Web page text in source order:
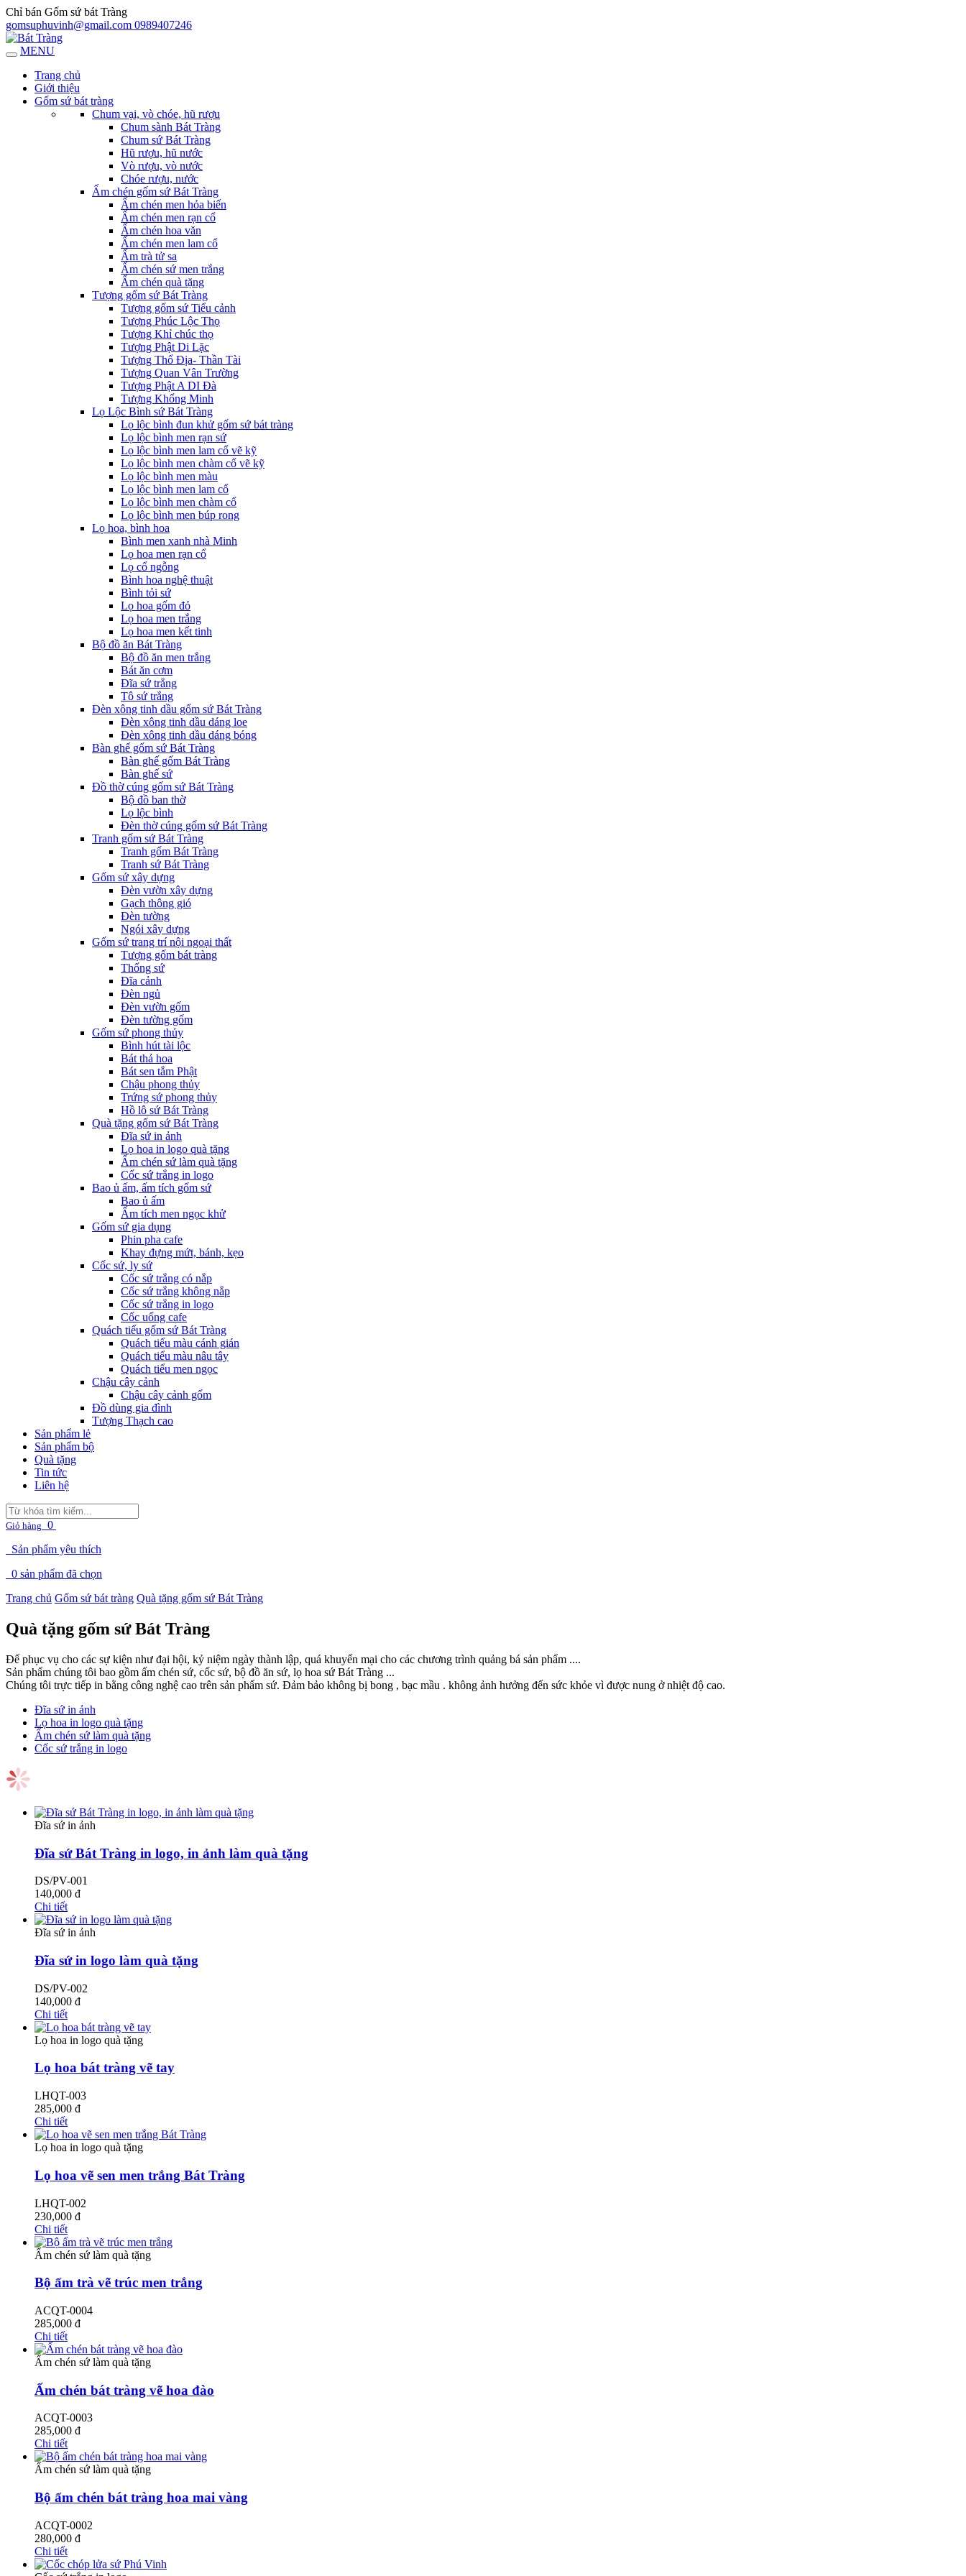
Chỉ bán Gốm sứ bát Tràng
gomsuphuvinh@gmail.com 0989407246
MENU
Trang chủ
Giới thiệu
Gốm sứ bát tràng
Chum vại, vò chóe, hũ rượu
Chum sành Bát Tràng
Chum sứ Bát Tràng
Hũ rượu, hũ nước
Vò rượu, vò nước
Chóe rượu, nước
Ấm chén gốm sứ Bát Tràng
Ấm chén men hỏa biến
Ấm chén men rạn cổ
Ấm chén hoa văn
Ấm chén men lam cổ
Ấm trà tử sa
Ấm chén sứ men trắng
Ấm chén quà tặng
Tượng gốm sứ Bát Tràng
Tượng gốm sứ Tiểu cảnh
Tượng Phúc Lộc Thọ
Tượng Khỉ chúc thọ
Tượng Phật Di Lặc
Tượng Thổ Địa- Thần Tài
Tượng Quan Vân Trường
Tượng Phật A DI Đà
Tượng Khổng Minh
Lọ Lộc Bình sứ Bát Tràng
Lọ lộc bình đun khử gốm sứ bát tràng
Lọ lộc bình men rạn sứ
Lọ lộc bình men lam cổ vẽ kỹ
Lọ lộc bình men chàm cổ vẽ kỹ
Lọ lộc bình men màu
Lọ lộc bình men lam cổ
Lọ lộc bình men chàm cổ
Lọ lộc bình men búp rong
Lọ hoa, bình hoa
Bình men xanh nhà Minh
Lọ hoa men rạn cổ
Lọ cổ ngỗng
Bình hoa nghệ thuật
Bình tỏi sứ
Lọ hoa gốm đỏ
Lọ hoa men trắng
Lọ hoa men kết tinh
Bộ đồ ăn Bát Tràng
Bộ đồ ăn men trắng
Bát ăn cơm
Đĩa sứ trắng
Tô sứ trắng
Đèn xông tinh dầu gốm sứ Bát Tràng
Đèn xông tinh dầu dáng loe
Đèn xông tinh dầu dáng bóng
Bàn ghế gốm sứ Bát Tràng
Bàn ghế gốm Bát Tràng
Bàn ghế sứ
Đồ thờ cúng gốm sứ Bát Tràng
Bộ đồ ban thờ
Lọ lộc bình
Đèn thờ cúng gốm sứ Bát Tràng
Tranh gốm sứ Bát Tràng
Tranh gốm Bát Tràng
Tranh sứ Bát Tràng
Gốm sứ xây dựng
Đèn vườn xây dựng
Gạch thông gió
Đèn tường
Ngói xây dựng
Gốm sứ trang trí nội ngoại thất
Tượng gốm bát tràng
Thống sứ
Đĩa cảnh
Đèn ngủ
Đèn vườn gốm
Đèn tường gốm
Gốm sứ phong thủy
Bình hút tài lộc
Bát thả hoa
Bát sen tắm Phật
Chậu phong thủy
Trứng sứ phong thủy
Hồ lô sứ Bát Tràng
Quà tặng gốm sứ Bát Tràng
Đĩa sứ in ảnh
Lọ hoa in logo quà tặng
Ấm chén sứ làm quà tặng
Cốc sứ trắng in logo
Bao ủ ấm, ấm tích gốm sứ
Bao ủ ấm
Ấm tích men ngọc khử
Gốm sứ gia dụng
Phin pha cafe
Khay đựng mứt, bánh, kẹo
Cốc sứ, ly sứ
Cốc sứ trắng có nắp
Cốc sứ trắng không nắp
Cốc sứ trắng in logo
Cốc uống cafe
Quách tiểu gốm sứ Bát Tràng
Quách tiểu màu cánh gián
Quách tiểu màu nâu tây
Quách tiểu men ngọc
Chậu cây cảnh
Chậu cây cảnh gốm
Đồ dùng gia đình
Tượng Thạch cao
Sản phẩm lẻ
Sản phẩm bộ
Quà tặng
Tin tức
Liên hệ
Giỏ hàng 0
Sản phẩm yêu thích
0 sản phẩm đã chọn
Trang chủ Gốm sứ bát tràng Quà tặng gốm sứ Bát Tràng
Quà tặng gốm sứ Bát Tràng
Để phục vụ cho các sự kiện như đại hội, kỷ niệm ngày thành lập, quá khuyến mại cho các chương trình quảng bá sản phẩm ....
Sản phẩm chúng tôi bao gồm ấm chén sứ, cốc sứ, bộ đồ ăn sứ, lọ hoa sứ Bát Tràng ...
Chúng tôi trực tiếp in bằng công nghệ cao trên sản phẩm sứ. Đảm bảo không bị bong , bạc mầu . không ảnh hưởng đến sức khỏe vì được nung ở nhiệt độ cao.
Đĩa sứ in ảnh
Lọ hoa in logo quà tặng
Ấm chén sứ làm quà tặng
Cốc sứ trắng in logo
Đĩa sứ in ảnh
Đĩa sứ Bát Tràng in logo, in ảnh làm quà tặng
DS/PV-001
140,000 đ
Chi tiết
Đĩa sứ in ảnh
Đĩa sứ in logo làm quà tặng
DS/PV-002
140,000 đ
Chi tiết
Lọ hoa in logo quà tặng
Lọ hoa bát tràng vẽ tay
LHQT-003
285,000 đ
Chi tiết
Lọ hoa in logo quà tặng
Lọ hoa vẽ sen men trắng Bát Tràng
LHQT-002
230,000 đ
Chi tiết
Ấm chén sứ làm quà tặng
Bộ ấm trà vẽ trúc men trắng
ACQT-0004
285,000 đ
Chi tiết
Ấm chén sứ làm quà tặng
Ấm chén bát tràng vẽ hoa đào
ACQT-0003
285,000 đ
Chi tiết
Ấm chén sứ làm quà tặng
Bộ ấm chén bát tràng hoa mai vàng
ACQT-0002
280,000 đ
Chi tiết